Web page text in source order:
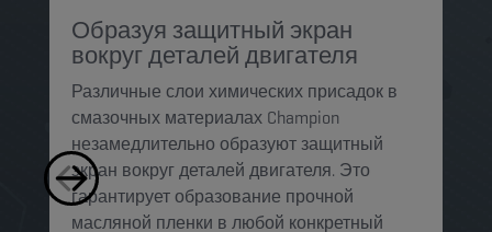
Образуя защитный экран
вокруг деталей двигателя
Различные слои химических присадок в
смазочных материалах Champion
незамедлительно образуют защитный
экран вокруг деталей двигателя. Это
гарантирует образование прочной
масляной пленки в любой конкретный